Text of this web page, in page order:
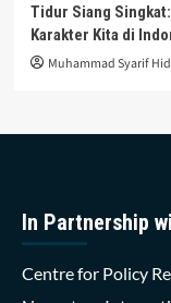
Tidur Siang
Karakter Kita di
Muhammad Syarif
In Partnership
Centre for Policy